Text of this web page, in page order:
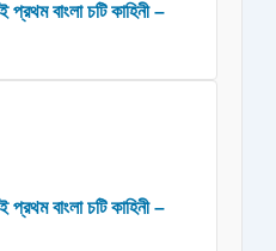
বাংলা চটি কাহিনী –
বাংলা চটি কাহিনী –